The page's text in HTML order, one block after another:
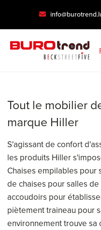
Tout le mobilier
marque Hiller
S'agissant de confort
les produits Hiller
Chaises empilables pour
de chaises pour salles
accoudoirs pour
piètement traineau pour
environnement trouve sa